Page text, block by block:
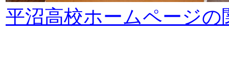
平沼高校ホームページの